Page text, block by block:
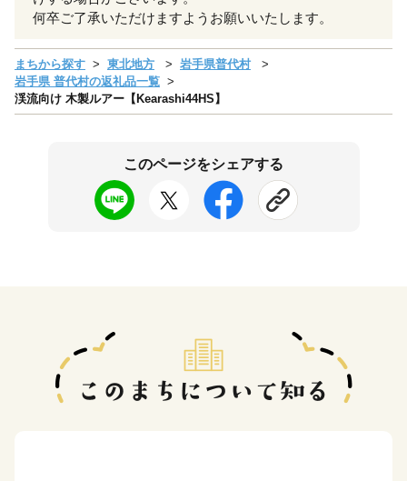
何卒ご了承いただけますようお願いいたします。
まちから探す 東北地方
岩手県普代村
岩手県 普代村の返礼品一覧
渓流向け 木製ルアー【Kearashi44HS】
このページをシェアする